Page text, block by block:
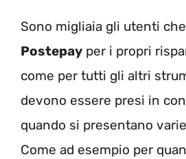
Sono migliaia gli utenti
Postepay per i propri
come per tutti gli altri
devono essere presi in
quando si presentano
Come ad esempio per